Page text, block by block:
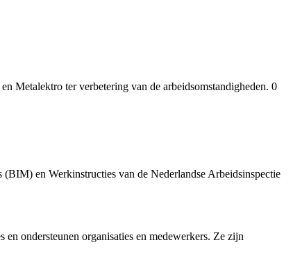
Metalektro ter verbetering van de arbeidsomstandigheden. 0
en Werkinstructies van de Nederlandse Arbeidsinspectie
ondersteunen organisaties en medewerkers. Ze zijn